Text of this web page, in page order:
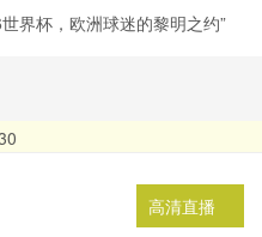
界杯，欧洲球迷的黎明之约”
高清直播